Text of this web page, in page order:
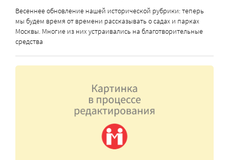
Весеннее обновление нашей исторической рубрики: теперь
мы будем время от времени рассказывать о садах и парках
Москвы. Многие из них устраивались на благотворительные
средства